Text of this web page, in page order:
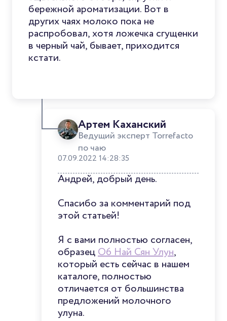
бережной ароматизации. Вот в
других чаях молоко пока не
распробовал, хотя ложечка сгущенки
в черный чай, бывает, приходится
кстати.
Артем Каханский
Ведущий эксперт Torrefacto
по чаю
07.09.2022 14:28:35
Андрей, добрый день.
Спасибо за комментарий под
этой статьей!
Я с вами полностью согласен,
образецO6 Най Сян Улун,
который есть сейчас в нашем
каталоге, полностью
отличается от большинства
предложений молочного
улуна.